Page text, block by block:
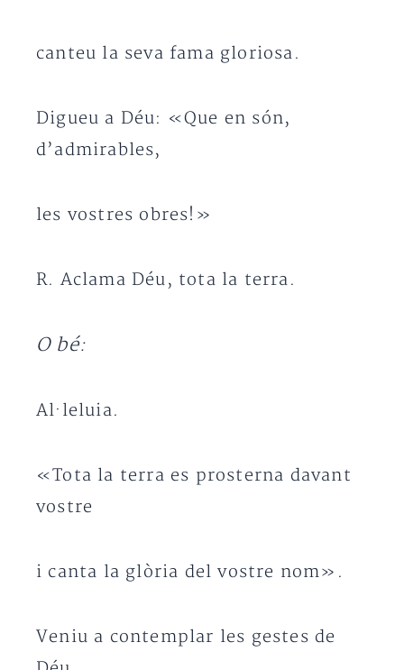
canteu la seva fama gloriosa.
Digueu a Déu: «Que en són,
d’admirables,
les vostres obres!»
R. Aclama Déu, tota la terra.
O bé:
Al·leluia.
«Tota la terra es prosterna davant
vostre
i canta la glòria del vostre nom».
Veniu a contemplar les gestes de